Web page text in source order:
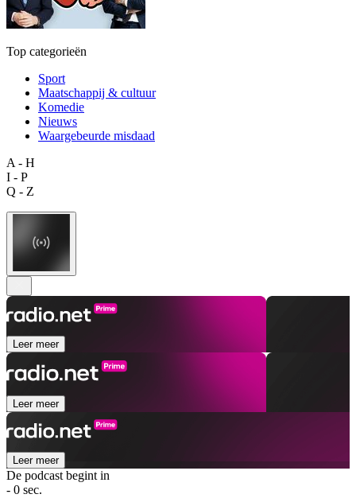
Top categorieën
Sport
Maatschappij & cultuur
Komedie
Nieuws
Waargebeurde misdaad
A - H
I - P
Q - Z
Leer meer
Leer meer
Leer meer
De podcast begint in
- 0 sec.